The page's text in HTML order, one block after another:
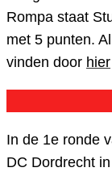
Rompa staat
met 5 punten.
vinden door hier
In de 1e ronde
DC Dordrecht